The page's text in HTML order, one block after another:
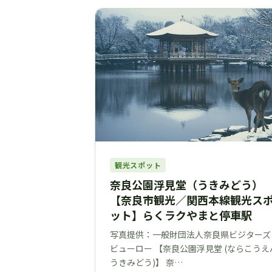
観光スポット
奈良公園浮見堂（うきみどう）
【奈良市観光／関西本線観光ス
ット】らくラクやまと停車駅
写真提供：一般財団法人奈良県ビジターズ
ビューロー 【奈良公園浮見堂 (ならこうえ
うきみどう)】 奈…